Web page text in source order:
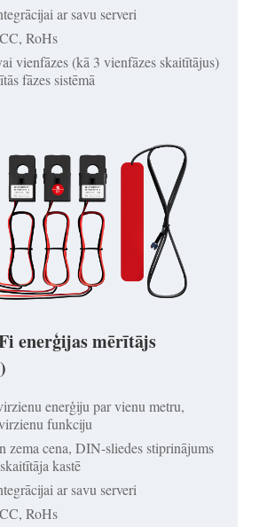
ar savu serveri
RoHs
vienfāzes (kā 3 vienfāzes skaitītājus)
fāzes sistēmā
enerģijas mērītājs
enerģiju par vienu metru,
funkciju
zema cena, DIN-sliedes stiprinājums
kastē
ar savu serveri
RoHs